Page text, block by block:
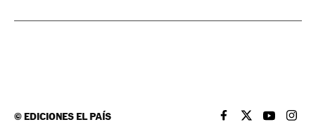
©EDICIONES EL PAÍS EL PAÍS BRASIL EN
EL PAÍSEL PAÍS
EL